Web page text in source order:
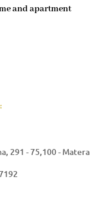
and apartment
291 - 75,100 - Matera